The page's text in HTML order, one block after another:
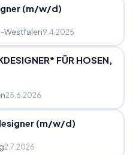
(m/w/d)
Westfalen9.4.2025
FÜR HOSEN,
25.6.2026
(m/w/d)
2.7.2026